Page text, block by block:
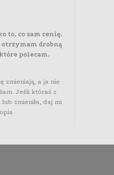
to, co sam cenię.
drobną
polecam.
zmieniają, a ja nie
Jeśli któraś z
zmieniła, daj mi